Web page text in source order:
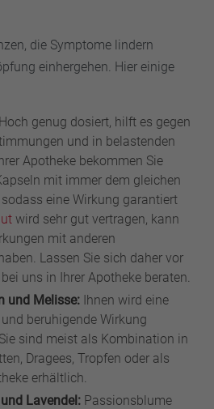
die Symptome lindern
einhergehen. Hier einige
Hoch genug dosiert, hilft es gegen
und in belastenden
Apotheke bekommen Sie
mit immer dem gleichen
eine Wirkung garantiert
wird sehr gut vertragen, kann
mit anderen
Lassen Sie sich daher vor
uns in Ihrer Apotheke beraten.
und Melisse: Ihnen wird eine
beruhigende Wirkung
sind meist als Kombination in
Dragees, Tropfen oder als
erhältlich.
Lavendel: Passionsblume